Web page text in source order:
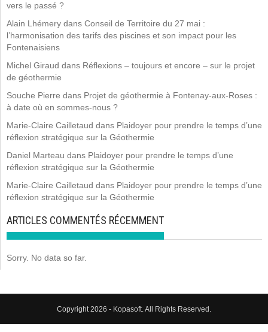
vers le passé ?
Alain Lhémery dans Conseil de Territoire du 27 mai :
l’harmonisation des tarifs des piscines et son impact pour les
Fontenaisiens
Michel Giraud dans Réflexions – toujours et encore – sur le projet
de géothermie
Souche Pierre dans Projet de géothermie à Fontenay-aux-Roses :
à date où en sommes-nous ?
Marie-Claire Cailletaud dans Plaidoyer pour prendre le temps d’une
réflexion stratégique sur la Géothermie
Daniel Marteau dans Plaidoyer pour prendre le temps d’une
réflexion stratégique sur la Géothermie
Marie-Claire Cailletaud dans Plaidoyer pour prendre le temps d’une
réflexion stratégique sur la Géothermie
ARTICLES COMMENTÉS RÉCEMMENT
Sorry. No data so far.
Copyright 2026 - Kopasoft. All Rights Reserved.